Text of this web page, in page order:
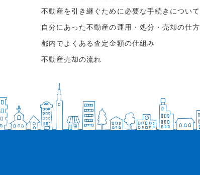
不動産を引き継ぐために必要な手続きについて
自分にあった不動産の運用・処分・売却の仕方
都内でよくある査定金額の仕組み
不動産売却の流れ